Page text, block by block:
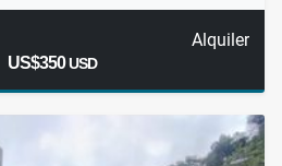
Alquiler
US$350USD